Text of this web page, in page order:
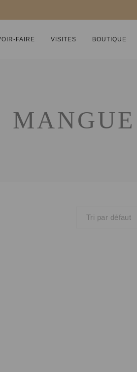
FAIRE VISITES BOUTIQUE
MANGUE
Tri par défaut